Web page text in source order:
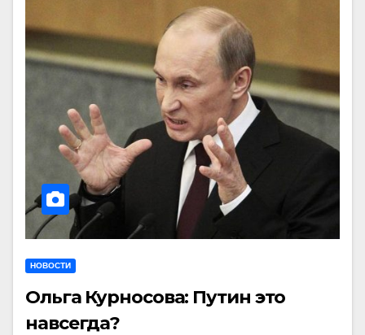
НОВОСТИ
Ольга Курносова: Путин это
навсегда?